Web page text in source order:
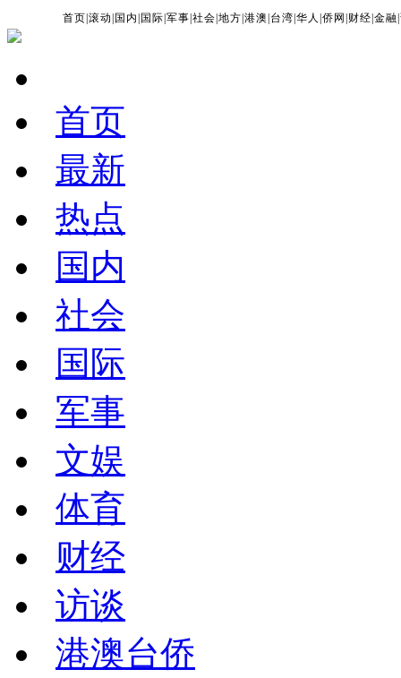
首页 |滚动 国内 国际 |军事 |社会 |地方 |港澳 台湾 |华人 |侨网 财经 |金融 |
首页
最新
热点
国内
社会
国际
军事
文娱
体育
财经
访谈
港澳台侨